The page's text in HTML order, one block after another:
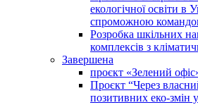
екологічної освіти в
спроможною
Розробка шкільних
комплексів з
Завершена
проєкт «Зелений
Проєкт “Через
позитивних еко-змін у